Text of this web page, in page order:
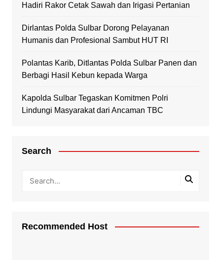
Hadiri Rakor Cetak Sawah dan Irigasi Pertanian
Dirlantas Polda Sulbar Dorong Pelayanan
Humanis dan Profesional Sambut HUT RI
Polantas Karib, Ditlantas Polda Sulbar Panen dan
Berbagi Hasil Kebun kepada Warga
Kapolda Sulbar Tegaskan Komitmen Polri
Lindungi Masyarakat dari Ancaman TBC
Search
Recommended Host